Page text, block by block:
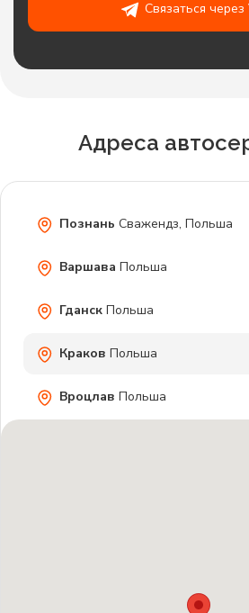
Связаться
Адреса
Познань Сважендз, Польша
Варшава Польша
Гданск Польша
Краков Польша
Вроцлав Польша